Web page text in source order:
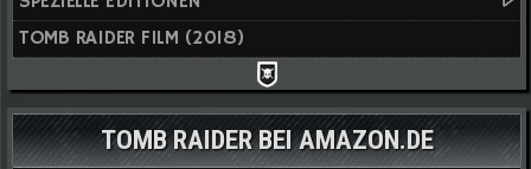
TOMB RAIDER FILM (2018)
TOMB RAIDER BEI AMAZON.DE